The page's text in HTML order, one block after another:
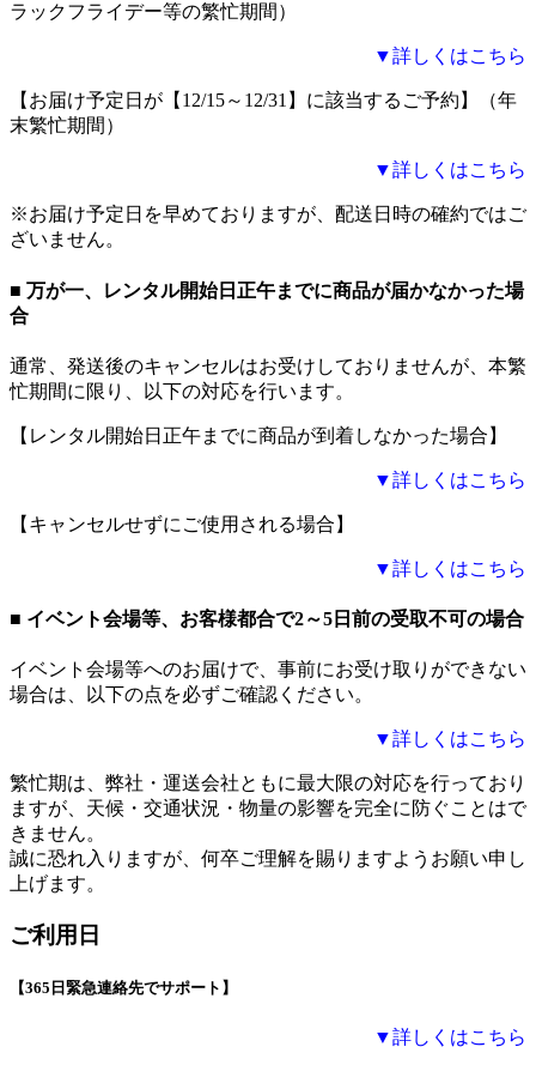
ラックフライデー等の繁忙期間）
▼詳しくはこちら
【お届け予定日が【12/15～12/31】に該当するご予約】
（年
末繁忙期間）
▼詳しくはこちら
※お届け予定日を早めておりますが、 配送日時の確約ではご
ざいません。
■ 万が一、レンタル開始日正午までに商品が届かなかった場
合
通常、発送後のキャンセルはお受けしておりませんが、本繁
忙期間に限り、以下の対応を行います。
【レンタル開始日正午までに商品が到着しなかった場合】
▼詳しくはこちら
【キャンセルせずにご使用される場合】
▼詳しくはこちら
■ イベント会場等、お客様都合で2～5日前の受取不可の場合
イベント会場等へのお届けで、 事前にお受け取りができない
場合は、以下の点を必ずご確認ください。
▼詳しくはこちら
繁忙期は、弊社・運送会社ともに最大限の対応を行っており
ますが、天候・交通状況・物量の影響を完全に防ぐことはで
きません。
誠に恐れ入りますが、何卒ご理解を賜りますようお願い申し
上げます。
ご利用日
【365日緊急連絡先でサポート】
▼詳しくはこちら